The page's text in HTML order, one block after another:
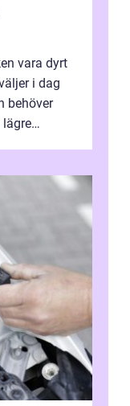
vara dyrt
i dag
behöver
lägre